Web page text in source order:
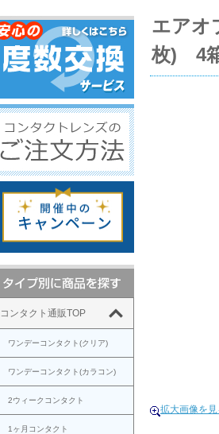
コンタクト通販TOP
ワンデーコンタクト(クリア)
ワンデーコンタクト(カラコン)
2ウィークコンタクト
1ヶ月コンタクト
エアオ
枚) 4
拡大画像を見